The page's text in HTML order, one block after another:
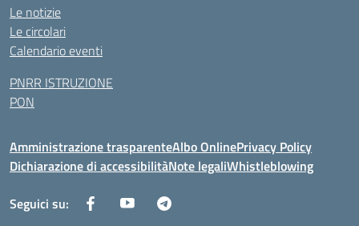
Le notizie
Le circolari
Calendario eventi
PNRR ISTRUZIONE
PON
Amministrazione trasparenteAlbo OnlinePrivacy Policy
Dichiarazione di accessibilitàNote legaliWhistleblowing
Seguici su: